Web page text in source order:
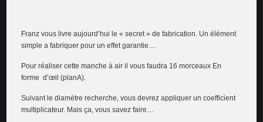
Franz vous livre aujourd’hui le « secret » de fabrication. Un élément
simple a fabriquer pour un effet garantie…
Pour réaliser cette manche à air il vous faudra 16 morceaux En
forme d’œil (planA).
Suivant le diamètre recherche, vous devrez appliquer un coefficient
multiplicateur. Mais ça, vous savez faire…